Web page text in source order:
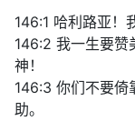
146:1 哈利路亚！
146:2 我一生要赞
神！
146:3 你们不要倚
助。